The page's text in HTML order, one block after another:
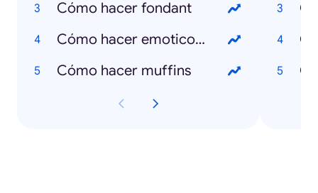
Cómo hacer fondant
Cómo hacer emoticones
Cómo hacer muffins